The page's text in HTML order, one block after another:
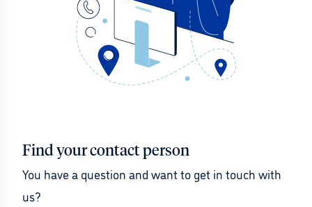
Find your contact person
You have a question and want to get in touch with
us?